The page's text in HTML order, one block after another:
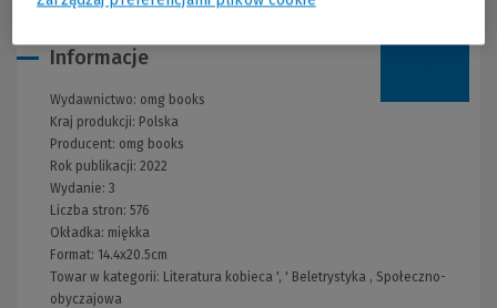
Informacje
Wydawnictwo: omg books
Kraj produkcji: Polska
Producent: omg books
Rok publikacji: 2022
Wydanie: 3
Liczba stron: 576
Okładka: miękka
Format: 14.4x20.5cm
Towar w kategorii: Literatura kobieca ', ' Beletrystyka , Społeczno-
obyczajowa